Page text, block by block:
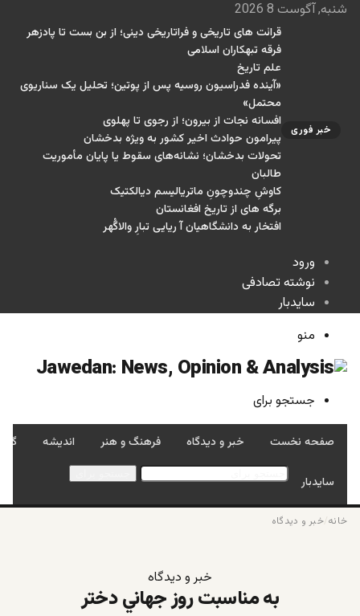
شنبه, آگوست 8 2026
خبر فوری
قرائت های تاریخی و فراتاریخی دینی؛ از بن بست تا پادزهر
فرقه تبهکاران اسلامی
علم تاریخ
«آینده فدراسیون روسیه پس از پوتین؛ تحلیل یک سناریوی
محتمل»
افسانه نجات از بیرون؛ از رجوی تا پهلوی
پیرامون حوادث اخیر کشور به ویژه بدخشان
تحولات بدخشان؛ نشانه‌های سقوط یا پایان مأموریت
طالبان
کاوشِ چندو‌چونِ ماتریالیسم دیالکتیک
برگه های از تاریخ افغانستان
افتخار به دانشگاهیان آ ریایی تبارِ والاگُهر
ورود
نوشته تصادفی
سایدبار
منو
جستجو برای
صفحه نخست خبر و دیدگاه فرهنگ و هنر اندیشه
سایدبار
خانه /خبر و دیدگاه
خبر و دیدگاه
به مناسبت روز جهاني دختر